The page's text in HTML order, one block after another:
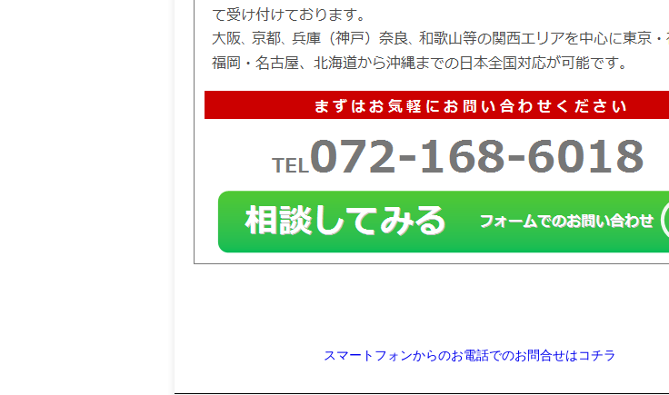
スマートフォンからのお電話でのお問合せはコチラ